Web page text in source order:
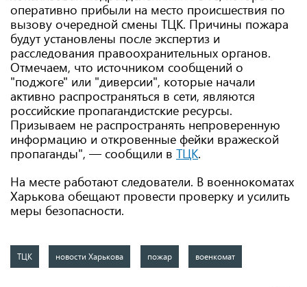
оперативно прибыли на место происшествия по
вызову очередной смены ТЦК. Причины пожара
будут установлены после экспертиз и
расследования правоохранительных органов.
Отмечаем, что источником сообщений о
"поджоге" или "диверсии", которые начали
активно распространяться в сети, являются
российские пропагандистские ресурсы.
Призываем не распространять непроверенную
информацию и откровенные фейки вражеской
пропаганды", — сообщили в ТЦК.
На месте работают следователи. В военнокоматах
Харькова обещают провести проверку и усилить
меры безопасности.
ТЦК новости Харькова пожар военкомат